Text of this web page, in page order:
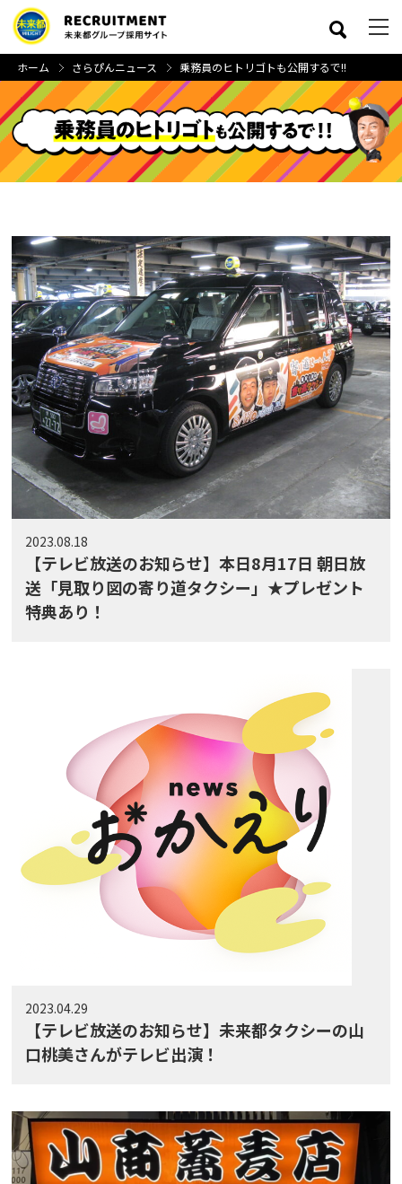
ホーム さらぴんニュース 乗務員のヒトリゴトも公開するで!!
2023.08.18
【テレビ放送のお知らせ】本日8月17日 朝日放
送「見取り図の寄り道タクシー」★プレゼント
特典あり！
2023.04.29
【テレビ放送のお知らせ】未来都タクシーの山
口桃美さんがテレビ出演！